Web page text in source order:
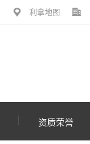
利拿地图
资质荣誉